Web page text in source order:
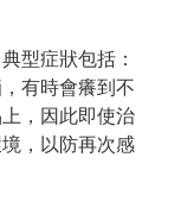
型症狀包括：
有時會癢到不
，因此即使治
，以防再次感